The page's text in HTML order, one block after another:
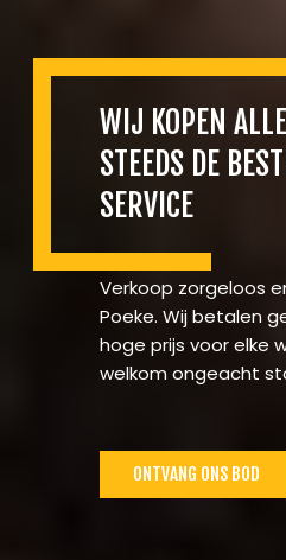
WIJ KOPEN
STEEDS DE
SERVICE
Verkoop zorgeloos
Poeke. Wij betalen
hoge prijs voor elke
welkom ongeacht
ONTVANG ONS BOD